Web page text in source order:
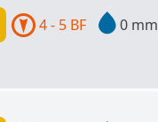
4 - 5 BF 0 mm